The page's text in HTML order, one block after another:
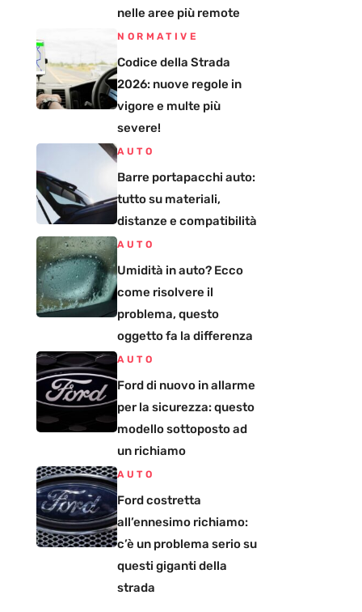
nelle aree più remote
NORMATIVE
Codice della Strada
2026: nuove regole in
vigore e multe più
severe!
AUTO
Barre portapacchi auto:
tutto su materiali,
distanze e compatibilità
AUTO
Umidità in auto? Ecco
come risolvere il
problema, questo
oggetto fa la differenza
AUTO
Ford di nuovo in allarme
per la sicurezza: questo
modello sottoposto ad
un richiamo
AUTO
Ford costretta
all’ennesimo richiamo:
c’è un problema serio su
questi giganti della
strada